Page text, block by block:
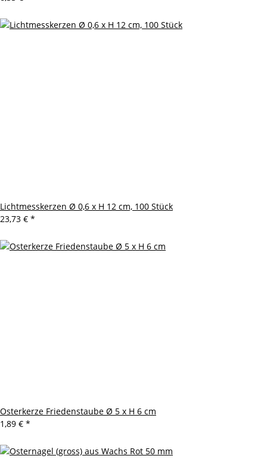
Lichtmesskerzen Ø 0,6 x H 12 cm, 100 Stück
23,73 € *
Osterkerze Friedenstaube Ø 5 x H 6 cm
1,89 € *